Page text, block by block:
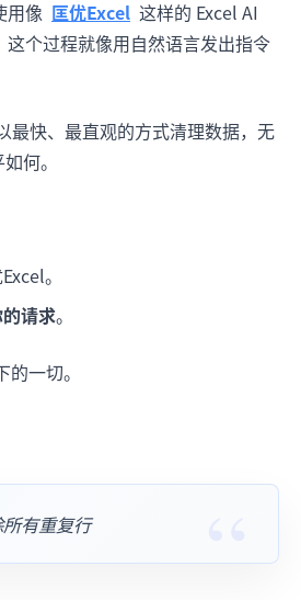
用像 匡优Excel 这样的 Excel AI
个过程就像用自然语言发出指令
最快、最直观的方式清理数据，无
何。
。
请求。
一切。
有重复行